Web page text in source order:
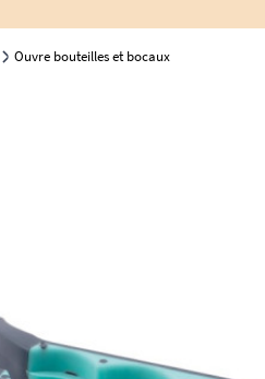
Ouvre bouteilles et bocaux